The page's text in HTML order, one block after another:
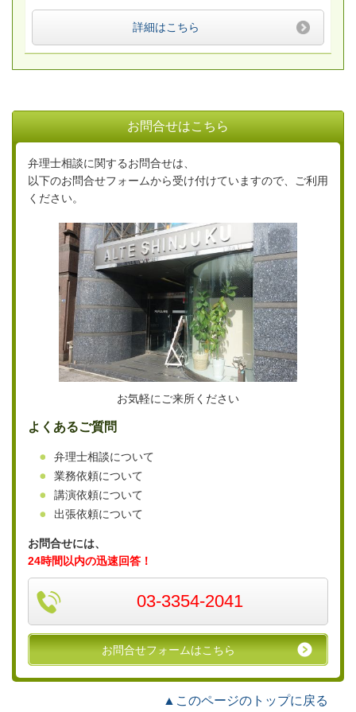
詳細はこちら
お問合せはこちら
弁理士相談に関するお問合せは、
以下のお問合せフォームから受け付けていますので、ご利用
ください。
お気軽にご来所ください
よくあるご質問
弁理士相談について
業務依頼について
講演依頼について
出張依頼について
お問合せには、
24時間以内の迅速回答！
03-3354-2041
お問合せフォームはこちら
▲このページのトップに戻る